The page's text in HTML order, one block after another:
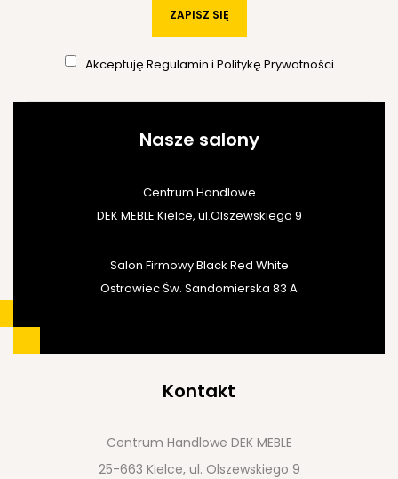
ZAPISZ SIĘ
Akceptuję Regulamin i Politykę Prywatności
Nasze salony
Centrum Handlowe
DEK MEBLE Kielce, ul.Olszewskiego 9
Salon Firmowy Black Red White
Ostrowiec Św. Sandomierska 83 A
Kontakt
Centrum Handlowe DEK MEBLE
25-663 Kielce, ul. Olszewskiego 9